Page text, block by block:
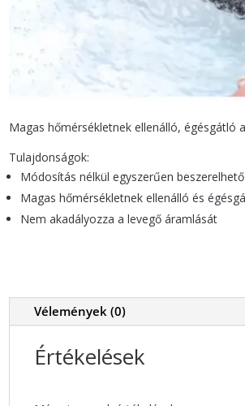
Magas hőmérsékletnek ellenálló, égésgátló
Tulajdonságok:
Módosítás nélkül egyszerűen beszerelhető
Magas hőmérsékletnek ellenálló és
Nem akadályozza a levegő áramlását
Vélemények (0)
Értékelések